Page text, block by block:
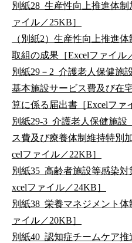
別紙28_生産性向上推進体
ァイル／25KB］
（別紙2）生産性向上推進
取組の成果［Excelファイル
別紙29－2_介護老人保健施
基本施設サービス費及び在
算に係る届出書［Excelファ
別紙29-3_介護老人保健施
ス費及び療養体制維持特別
celファイル／22KB］
別紙35_高齢者施設等感染
xcelファイル／24KB］
別紙38_栄養マネジメント
ァイル／20KB］
別紙40_認知症チームケア